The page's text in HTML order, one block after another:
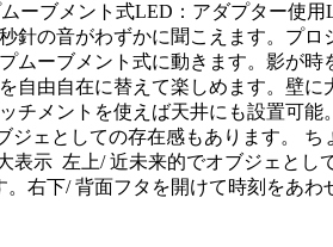
ブメント式LED：アダプター使
の音がわずかに聞こえます。プ
ーブメント式に動きます。影が
由自在に替えて楽しめます。壁
メントを使えば天井にも設置可
ェとしての存在感もあります。
左上/ 近未来的でオブジェとし
右下/ 背面フタを開けて時刻を